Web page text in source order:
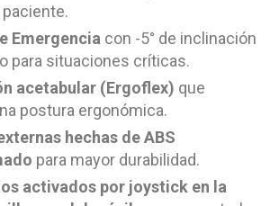
Emergencia con -5° de inclinación
para situaciones críticas.
acetabular (Ergoflex) que
postura ergonómica.
hechas de ABS
para mayor durabilidad.
activados por joystick en la